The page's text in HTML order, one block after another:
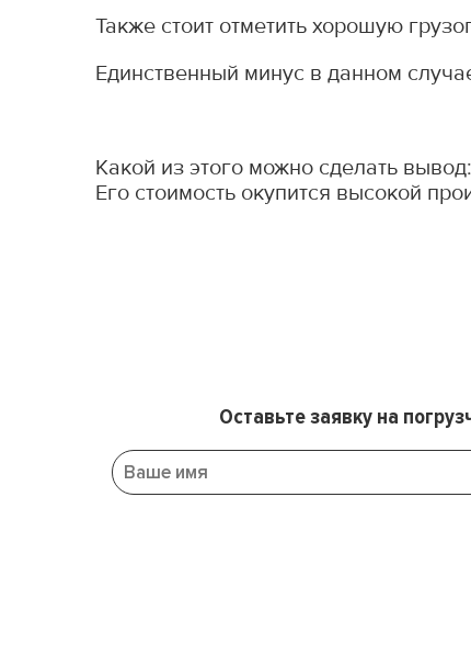
Также стоит отметить хорошую
Единственный минус в данном
Какой из этого можно сделать
Его стоимость окупится высокой
Оставьте заявку на